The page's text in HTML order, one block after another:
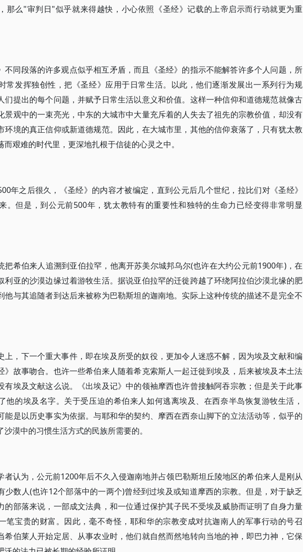
那么"审判日"似乎就来得越快，小心依照《圣经》记载的上帝启示而行动就更为重
不同段落的许多观点似乎相互矛盾，而且《圣经》的指示不能解答许多个人问题，所
常发挥独创性，把《圣经》应用于日常生活。以此，他们逐渐发展出一系列行为规
们提出的每个问题，并赋予日常生活以意义和价值。这样一种信仰和道德规范就像古
景观中的一束亮光，中东的大城市中大量充斥着的人失去了祖先的宗教价值，却没有
环境的真正信仰或新道德规范。因此，在大城市里，其他的信仰衰落了，只有犹太教
艰难的时代里，更深地扎根于信徒的心灵之中。
年之后很久，《圣经》的内容才被编定，直到公元后几个世纪，拉比们对《圣经》
。但是，到公元前500年，犹太教特有的重要性和独特的生命力已经变得非常明显
把希伯来人追溯到亚伯拉罕，他离开苏美尔城邦乌尔(也许在大约公元前1900年)，在
利亚的沙漠边缘过着游牧生活。据说亚伯拉罕的迁徙跨越了环绕阿拉伯沙漠北缘的肥
他与其追随者到达后来被称为巴勒斯坦的迦南地。实际上这种传统的描述不是完全不
上，下一个重大事件，即在埃及所受的奴役，更加令人迷惑不解，因为埃及文献和编
》故事吻合。也许一些希伯来人随着希克索斯人一起迁徙到埃及，后来被埃及本土法
有埃及文献这么说。《出埃及记》中的领袖摩西也许曾接触阿吞宗教；但是关于此事
他的埃及名字。关于受压迫的希伯来人如何逃离埃及、在西奈半岛恢复游牧生活，
能是以历史事实为依据。与耶和华的契约、摩西在西奈山脚下的立法活动等，似乎的
漠中的习惯生活方式的民族所需要的。
者认为，公元前1200年后不久入侵迦南地并占领巴勒斯坦丘陵地区的希伯来人是刚从
少数人(也许12个部落中的一两个)曾经到过埃及或知道摩西的宗教。但是，对于缺乏
的部落来说，一部成文法典，和一位通过保护其子民不受埃及威胁而证明了自身力量
笔宝贵的财富。因此，毫不奇怪，耶和华的宗教变成对抗迦南人的军事行动的号召
希伯莱人开始定居、从事农业时，他们就自然而然地转向当地的神，即巴力神，它保